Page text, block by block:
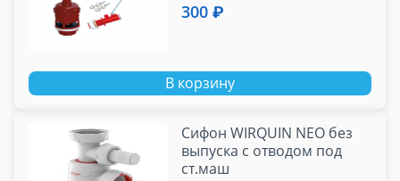
300 ₽
В корзину
Сифон WIRQUIN NEO без
выпуска с отводом под
ст.маш